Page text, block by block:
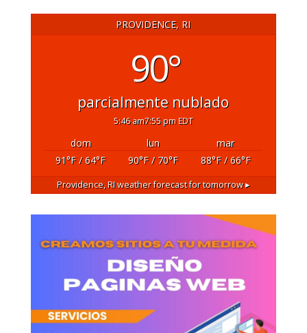
PROVIDENCE, RI
90°
parcialmente nublado
5:46 am7:55 pm EDT
dom lun
mar
91°F/ 64°F 90°F/ 70°F 88°F/ 66°F
Providence, RIweather forecast for tomorrow ▸